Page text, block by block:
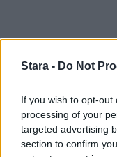
Stara - Do Not
If you wish to opt-
processing of your
targeted advertising
section to confirm